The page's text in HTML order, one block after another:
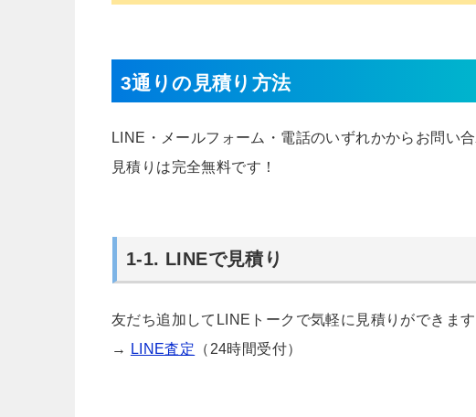
3通りの見積り方法
LINE・メールフォーム・電話のいずれかからお問い合
見積りは完全無料です！
1-1. LINEで見積り
友だち追加してLINEトークで気軽に見積りができます
→
LINE査定 （24時間受付）